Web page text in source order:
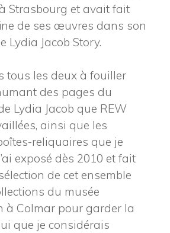
Strasbourg et avait fait
de ses œuvres dans son
Lydia Jacob Story.
tous les deux à fouiller
des pages du
Lydia Jacob que REW
ainsi que les
reliquaires que je
exposé dès 2010 et fait
de cet ensemble
du musée
à Colmar pour garder la
que je considérais